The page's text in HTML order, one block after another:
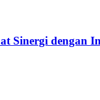
Sinergi dengan